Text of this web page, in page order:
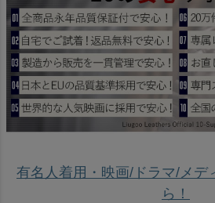
有名人着用・映画/ドラマ/メデ
ら！